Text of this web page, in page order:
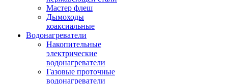
Мастер флеш
Дымоходы
коаксиальные
Водонагреватели
Накопительные
электрические
водонагреватели
Газовые проточные
водонагреватели